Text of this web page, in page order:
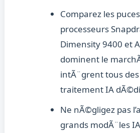
Comparez les
processeurs
Dimensity 9400 et
dominent le
intÃ¨grent tous
traitement IA
Ne nÃ©gligez pas
grands modÃ¨les